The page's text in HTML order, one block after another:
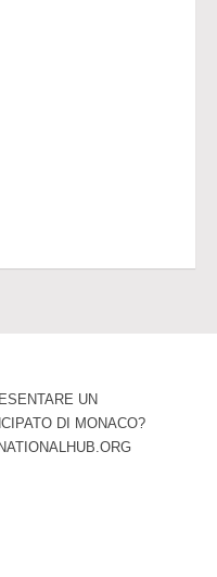
UN
DI MONACO?